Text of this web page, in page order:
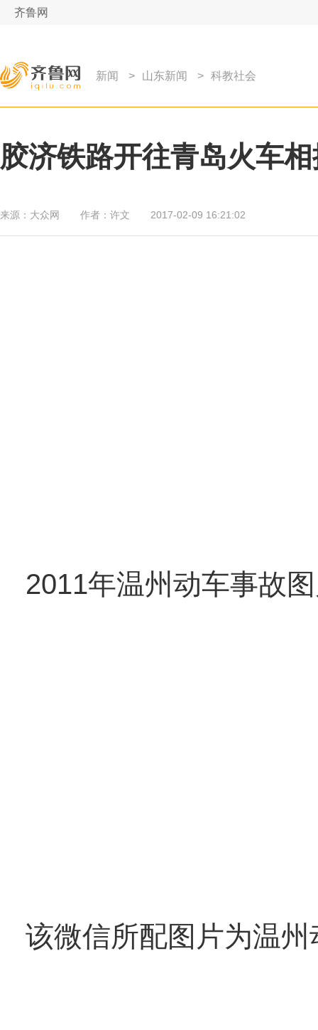
齐鲁网
新闻 > 山东新闻 > 科教社会
胶济铁路开往青岛火车
来源： 大众网 作者： 许文 2017-02-09 16:21:02
2011年温州动车事故
该微信所配图片为温